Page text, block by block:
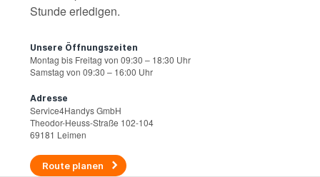
Stunde erledigen.
Unsere Öffnungszeiten
Montag bis Freitag von 09:30 – 18:30 Uhr
Samstag von 09:30 – 16:00 Uhr
Adresse
Service4Handys GmbH
Theodor-Heuss-Straße 102-104
69181 Leimen
Route planen